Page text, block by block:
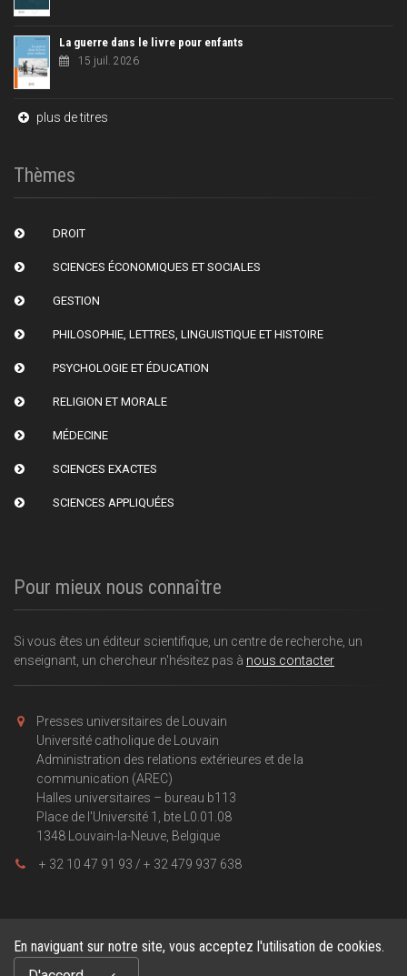
En naviguant sur notre site, vous acceptez l'utilisation de cookies.
La guerre dans le livre pour enfants
15 juil. 2026
plus de titres
Thèmes
DROIT
SCIENCES ÉCONOMIQUES ET SOCIALES
GESTION
PHILOSOPHIE, LETTRES, LINGUISTIQUE ET HISTOIRE
PSYCHOLOGIE ET ÉDUCATION
RELIGION ET MORALE
MÉDECINE
SCIENCES EXACTES
SCIENCES APPLIQUÉES
Pour mieux nous connaître
Si vous êtes un éditeur scientifique, un centre de recherche, un
enseignant, un chercheur n'hésitez pas à nous contacter
Presses universitaires de Louvain
Université catholique de Louvain
Administration des relations extérieures et de la
communication (AREC)
Halles universitaires – bureau b113
Place de l'Université 1, bte L0.01.08
1348 Louvain-la-Neuve, Belgique
+ 32 10 47 91 93 / + 32 479 937 638